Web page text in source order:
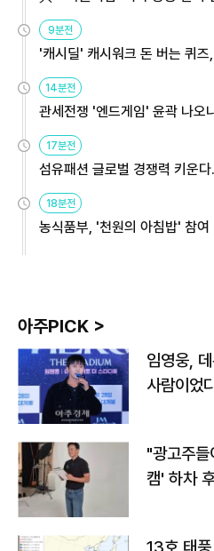
9분전
'캐시딜' 캐시워크 돈 버는 퀴즈
14분전
관세전쟁 '엔드게임' 윤곽 나오
용해야
17분전
섬유패션 글로벌 경쟁력 키운
원
18분전
농식품부, '천원의 아침밥' 참
아주PICK >
임영웅,
사람이었
"광고주
캠' 하차